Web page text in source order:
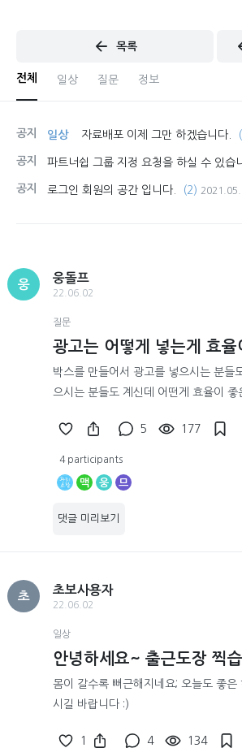
목록
전체 일상 질문 정보
공지 일상 자료배포 이제 그만 하겠습니다.
공지 파트너쉽 그룹 지정 요청을 하실 수 있습
공지 로그인 회원의 공간 입니다. (2)
웅
웅돌프
22.06.02
질문
광고는 어떻게 넣는게 효율
박스를 만들어서 광고를 넣으시는 분들
으시는 분들도 계신데 어떤게 효율이 좋
5 177
4 participants
맥 웅 므
댓글 미리보기
초
초보사용자
22.06.02
일상
안녕하세요~ 출근도장 찍
몸이 갈수록 뻐근해지네요; 오늘도 좋
시길 바랍니다 :)
1 4 134